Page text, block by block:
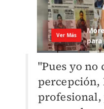
"Pues yo no
percepción,
profesional,